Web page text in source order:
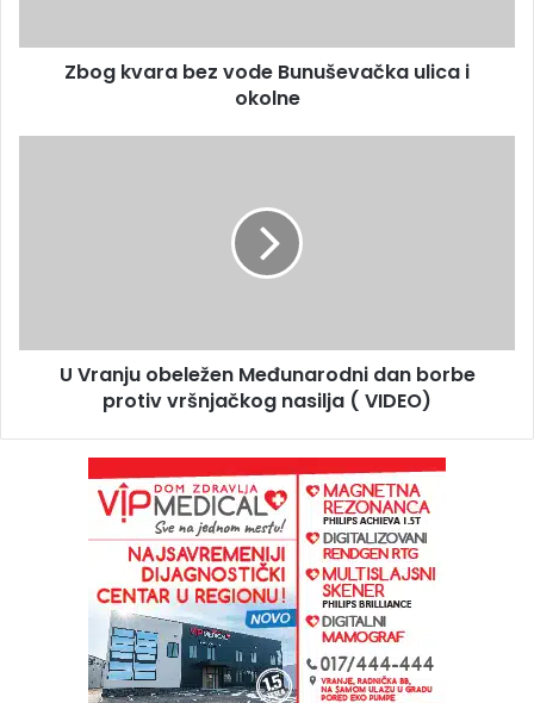
Zbog kvara bez vode Bunuševačka ulica i
okolne
U Vranju obeležen Međunarodni dan borbe
protiv vršnjačkog nasilja ( VIDEO)